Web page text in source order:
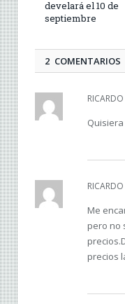
develará el 10 de
septiembre
2 COMENTARIOS
Me
pero no
precios